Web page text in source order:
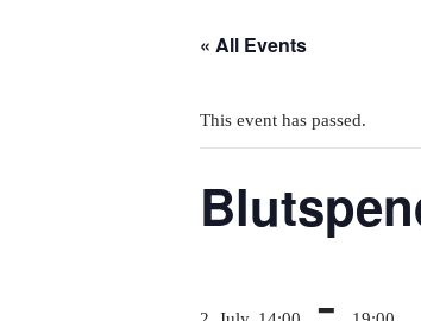
« All Events
This event has passed.
-